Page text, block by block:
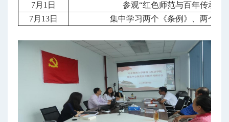
7月1日
参观“红色师范与百年传承”
7月13日
集中学习两个《条例》、两个《